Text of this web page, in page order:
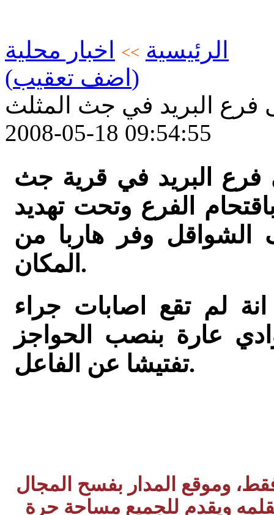
الرئيسية >>
اخبار محلية
(اضف تعقيب)
البريد في جث المثلث
2008-05-18 09:54:55
البريد في قرية جث
الفرع وتحت تهديد
وفر هاربا من
المكان.
لم تقع اصابات جراء
عارة بنصب الحواجز
تفتيشا عن الفاعل.
وموقع المدار بفسح المجال
ويقدم للجميع مساحة حرة